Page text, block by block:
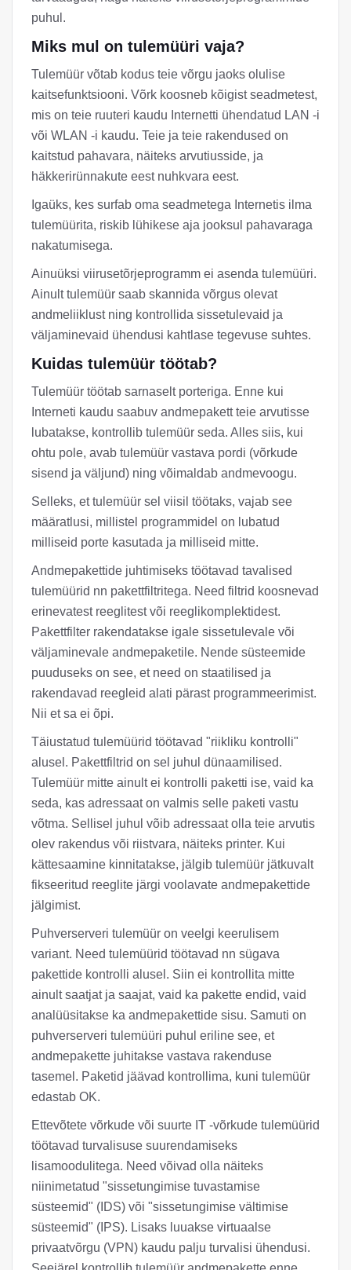
puhul.
Miks mul on tulemüüri vaja?
Tulemüür võtab kodus teie võrgu jaoks olulise
kaitsefunktsiooni. Võrk koosneb kõigist seadmetest,
mis on teie ruuteri kaudu Internetti ühendatud LAN -i
või WLAN -i kaudu. Teie ja teie rakendused on
kaitstud pahavara, näiteks arvutiusside, ja
häkkerirünnakute eest nuhkvara eest.
Igaüks, kes surfab oma seadmetega Internetis ilma
tulemüürita, riskib lühikese aja jooksul pahavaraga
nakatumisega.
Ainuüksi viirusetõrjeprogramm ei asenda tulemüüri.
Ainult tulemüür saab skannida võrgus olevat
andmeliiklust ning kontrollida sissetulevaid ja
väljaminevaid ühendusi kahtlase tegevuse suhtes.
Kuidas tulemüür töötab?
Tulemüür töötab sarnaselt porteriga. Enne kui
Interneti kaudu saabuv andmepakett teie arvutisse
lubatakse, kontrollib tulemüür seda. Alles siis, kui
ohtu pole, avab tulemüür vastava pordi (võrkude
sisend ja väljund) ning võimaldab andmevoogu.
Selleks, et tulemüür sel viisil töötaks, vajab see
määratlusi, millistel programmidel on lubatud
milliseid porte kasutada ja milliseid mitte.
Andmepakettide juhtimiseks töötavad tavalised
tulemüürid nn pakettfiltritega. Need filtrid koosnevad
erinevatest reeglitest või reeglikomplektidest.
Pakettfilter rakendatakse igale sissetulevale või
väljaminevale andmepaketile. Nende süsteemide
puuduseks on see, et need on staatilised ja
rakendavad reegleid alati pärast programmeerimist.
Nii et sa ei õpi.
Täiustatud tulemüürid töötavad "riikliku kontrolli"
alusel. Pakettfiltrid on sel juhul dünaamilised.
Tulemüür mitte ainult ei kontrolli paketti ise, vaid ka
seda, kas adressaat on valmis selle paketi vastu
võtma. Sellisel juhul võib adressaat olla teie arvutis
olev rakendus või riistvara, näiteks printer. Kui
kättesaamine kinnitatakse, jälgib tulemüür jätkuvalt
fikseeritud reeglite järgi voolavate andmepakettide
jälgimist.
Puhverserveri tulemüür on veelgi keerulisem
variant. Need tulemüürid töötavad nn sügava
pakettide kontrolli alusel. Siin ei kontrollita mitte
ainult saatjat ja saajat, vaid ka pakette endid, vaid
analüüsitakse ka andmepakettide sisu. Samuti on
puhverserveri tulemüüri puhul eriline see, et
andmepakette juhitakse vastava rakenduse
tasemel. Paketid jäävad kontrollima, kuni tulemüür
edastab OK.
Ettevõtete võrkude või suurte IT -võrkude tulemüürid
töötavad turvalisuse suurendamiseks
lisamoodulitega. Need võivad olla näiteks
niinimetatud "sissetungimise tuvastamise
süsteemid" (IDS) või "sissetungimise vältimise
süsteemid" (IPS). Lisaks luuakse virtuaalse
privaatvõrgu (VPN) kaudu palju turvalisi ühendusi.